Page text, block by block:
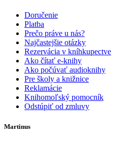
Doručenie
Platba
Prečo práve u nás?
Najčastejšie otázky
Rezervácia v kníhkupectve
Ako čítať e-knihy
Ako počúvať audioknihy
Pre školy a knižnice
Reklamácie
Knihomoľský pomocník
Odstúpiť od zmluvy
Martinus